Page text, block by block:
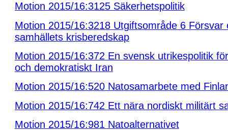
Motion 2015/16:3125 Säkerhetspolitik
Motion 2015/16:3218 Utgiftsområde 6 Försvar
samhällets krisberedskap
Motion 2015/16:372 En svensk utrikespolitik
och demokratiskt Iran
Motion 2015/16:520 Natosamarbete med
Motion 2015/16:742 Ett nära nordiskt militärt
Motion 2015/16:981 Natoalternativet